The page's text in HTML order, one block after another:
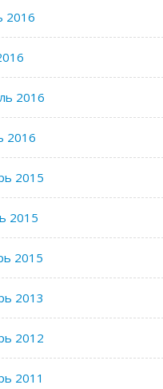
2016
2016
2016
2015
2015
2015
2013
2012
2011